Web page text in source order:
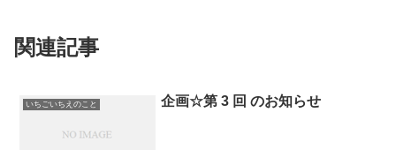
関連記事
いちごいちえのこと 企画☆第 3 回 のお知らせ